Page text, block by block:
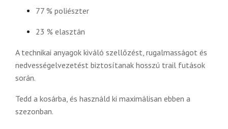
77 % poliészter
23 % elasztán
A technikai anyagok kiváló szellőzést, rugalmasságot és
nedvességelvezetést biztosítanak hosszú trail futások
során.
Tedd a kosárba, és használd ki maximálisan ebben a
szezonban.